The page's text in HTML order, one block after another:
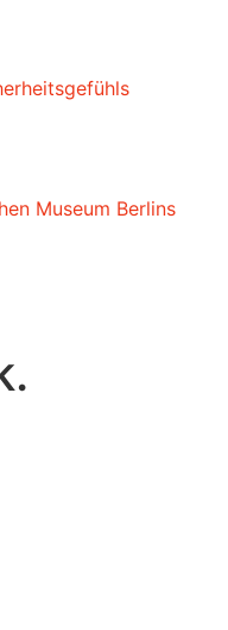
Museum Berlins